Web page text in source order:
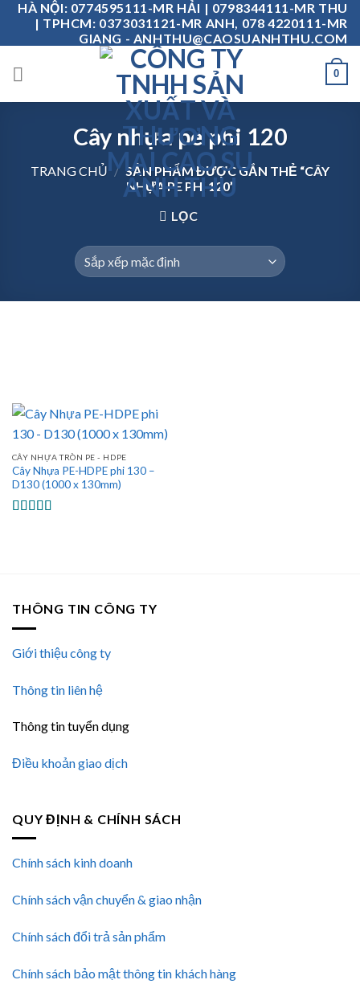
Skip
content
HÀ NỘI: 0774595111-MR HẢI | 0798344111-MR THU
| TPHCM: 0373031121-MR ANH, 078 4220111-MR
GIANG - ANHTHU@CAOSUANHTHU.COM
0
Cây nhựa pe phi 120
TRANG CHỦ / SẢN PHẨM ĐƯỢC GẮN THẺ “CÂY
NHỰA PE PHI 120”
LỌC
CÂY NHỰA TRÒN PE - HDPE
Cây Nhựa PE-HDPE phi 130 –
D130 (1000 x 130mm)
THÔNG TIN CÔNG TY
Giới thiệu công ty
Thông tin liên hệ
Thông tin tuyển dụng
Điều khoản giao dịch
QUY ĐỊNH & CHÍNH SÁCH
Chính sách kinh doanh
Chính sách vận chuyển & giao nhận
Chính sách đổi trả sản phẩm
Chính sách bảo mật thông tin khách hàng